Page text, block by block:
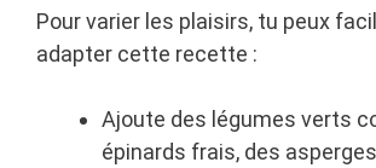
Pour varier les plaisirs, tu peux
adapter cette recette :
Ajoute des légumes verts
épinards frais, des